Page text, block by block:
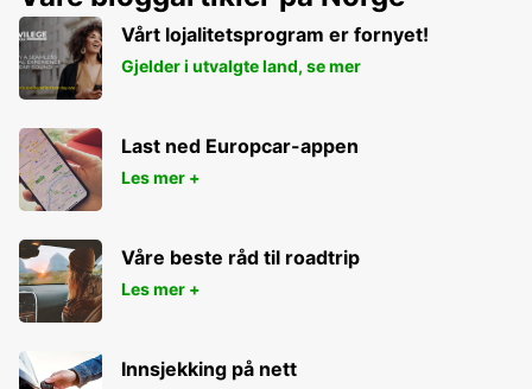
Vårt lojalitetsprogram er fornyet!
Gjelder i utvalgte land, se mer
Last ned Europcar-appen
Les mer +
Våre beste råd til roadtrip
Les mer +
Innsjekking på nett